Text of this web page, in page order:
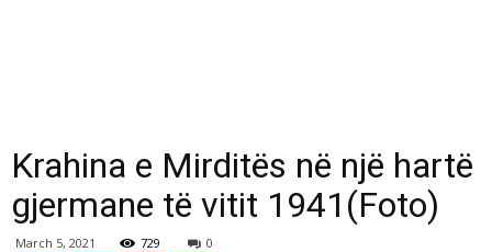
Krahina e Mirditës në një hartë
gjermane të vitit 1941(Foto)
March 5, 2021 729 0